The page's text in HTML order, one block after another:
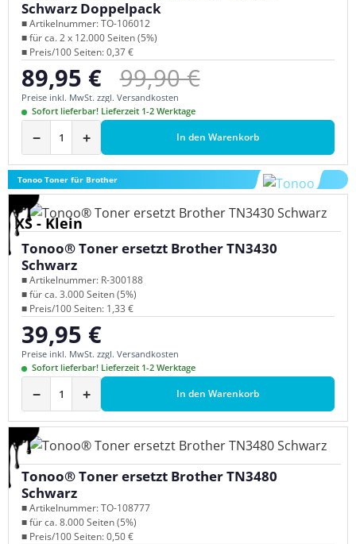
Schwarz Doppelpack
■ Artikelnummer: TO-106012
■ für ca. 2 x 12.000 Seiten (5%)
■ Preis/100 Seiten: 0,37 €
Verkaufspreis:
89,95 € Regulärer Preis:
99,90 €
Preise inkl. MwSt. zzgl. Versandkosten
Sofort lieferbar! Lieferzeit 1-2 Werktage
− + In den Warenkorb
Tonoo Toner für Brother
XS - Klein
Tonoo® Toner ersetzt Brother TN3430
Schwarz
■ Artikelnummer: R-300188
■ für ca. 3.000 Seiten (5%)
■ Preis/100 Seiten: 1,33 €
Regulärer Preis:
39,95 €
Preise inkl. MwSt. zzgl. Versandkosten
Sofort lieferbar! Lieferzeit 1-2 Werktage
− + In den Warenkorb
Tonoo® Toner ersetzt Brother TN3480
Schwarz
■ Artikelnummer: TO-108777
■ für ca. 8.000 Seiten (5%)
■ Preis/100 Seiten: 0,50 €